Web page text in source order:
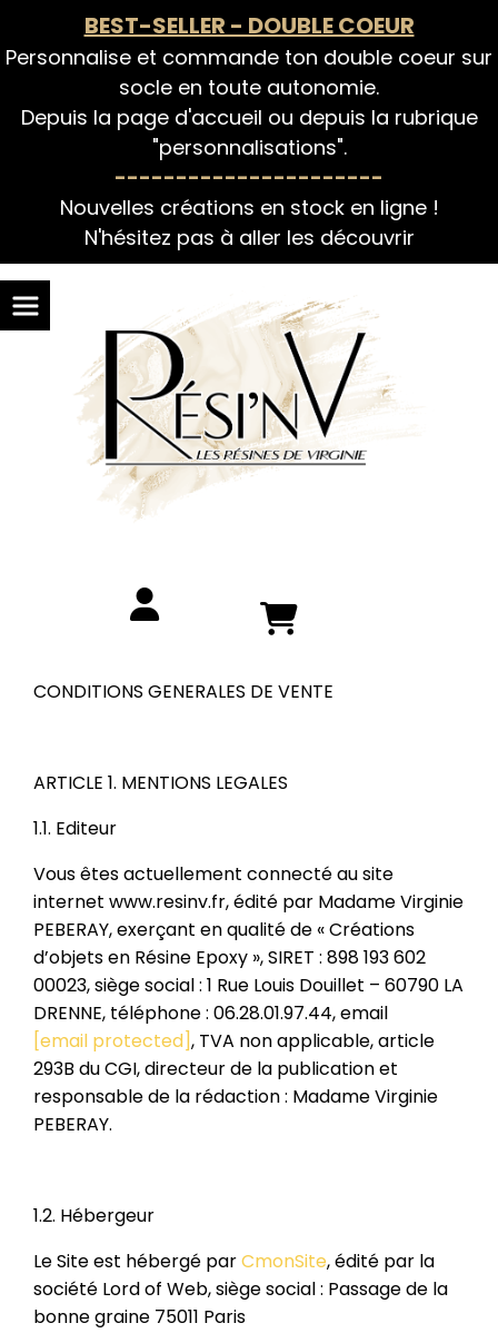
BEST-SELLER - DOUBLE COEUR
Personnalise et commande ton double coeur sur
socle en toute autonomie.
Depuis la page d'accueil ou depuis la rubrique
"personnalisations".
----------------------
Nouvelles créations en stock en ligne !
N'hésitez pas à aller les découvrir
CONDITIONS GENERALES DE VENTE
ARTICLE 1. MENTIONS LEGALES
1.1. Editeur
Vous êtes actuellement connecté au site
internet www.resinv.fr, édité par Madame Virginie
PEBERAY, exerçant en qualité de « Créations
d’objets en Résine Epoxy », SIRET : 898 193 602
00023, siège social : 1 Rue Louis Douillet – 60790 LA
DRENNE, téléphone : 06.28.01.97.44, email
[email protected], TVA non applicable, article
293B du CGI, directeur de la publication et
responsable de la rédaction : Madame Virginie
PEBERAY.
1.2. Hébergeur
Le Site est hébergé parCmonSite, édité par la
société Lord of Web, siège social : Passage de la
bonne graine 75011 Paris